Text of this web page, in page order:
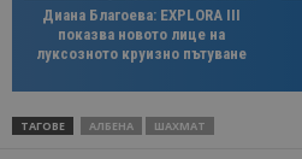
Диана Благоева: EXPLORA III
показва новото лице на
луксозното круизно пътуване
ТАГОВЕ АЛБЕНА ШАХМАТ